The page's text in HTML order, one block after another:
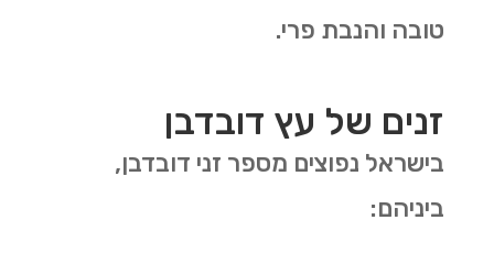
טובה והנבת פרי.
זנים של עץ דובדבן
בישראל נפוצים מספר זני דובדבן,
ביניהם: